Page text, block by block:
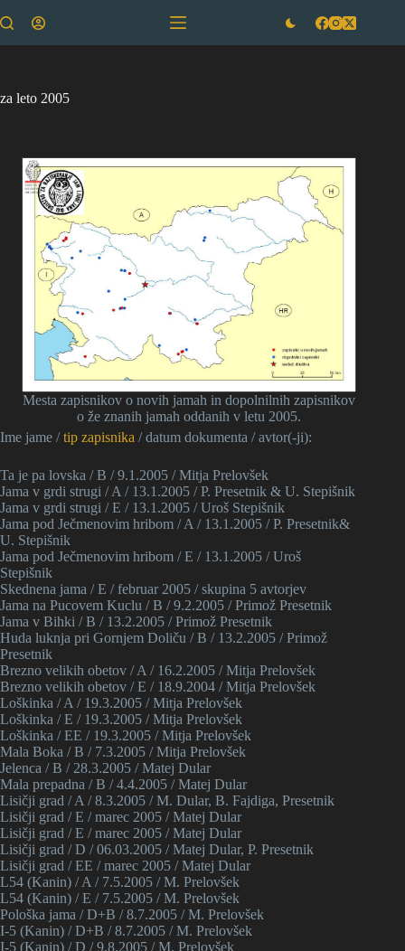
to
za leto 2005
Mesta zapisnikov o novih jamah in dopolnilnih zapisnikov
o že znanih jamah oddanih v letu 2005.
Ime jame /tip zapisnika / datum dokumenta / avtor(-ji):
Ta je pa lovska / B / 9.1.2005 / Mitja Prelovšek
Jama v grdi strugi / A / 13.1.2005 / P. Presetnik & U. Stepišnik
Jama v grdi strugi / E / 13.1.2005 / Uroš Stepišnik
Jama pod Ječmenovim hribom / A / 13.1.2005 / P. Presetnik&
U. Stepišnik
Jama pod Ječmenovim hribom / E / 13.1.2005 / Uroš
Stepišnik
Skednena jama / E / februar 2005 / skupina 5 avtorjev
Jama na Pucovem Kuclu / B / 9.2.2005 / Primož Presetnik
Jama v Bihki / B / 13.2.2005 / Primož Presetnik
Huda luknja pri Gornjem Doliču / B / 13.2.2005 / Primož
Presetnik
Brezno velikih obetov / A / 16.2.2005 / Mitja Prelovšek
Brezno velikih obetov / E / 18.9.2004 / Mitja Prelovšek
Loškinka / A / 19.3.2005 / Mitja Prelovšek
Loškinka / E / 19.3.2005 / Mitja Prelovšek
Loškinka / EE / 19.3.2005 / Mitja Prelovšek
Mala Boka / B / 7.3.2005 / Mitja Prelovšek
Jelenca / B / 28.3.2005 / Matej Dular
Mala prepadna / B / 4.4.2005 / Matej Dular
Lisičji grad / A / 8.3.2005 / M. Dular, B. Fajdiga, Presetnik
Lisičji grad / E / marec 2005 / Matej Dular
Lisičji grad / E / marec 2005 / Matej Dular
Lisičji grad / D / 06.03.2005 / Matej Dular, P. Presetnik
Lisičji grad / EE / marec 2005 / Matej Dular
L54 (Kanin) / A / 7.5.2005 / M. Prelovšek
L54 (Kanin) / E / 7.5.2005 / M. Prelovšek
Pološka jama / D+B / 8.7.2005 / M. Prelovšek
I-5 (Kanin) / D+B / 8.7.2005 / M. Prelovšek
I-5 (Kanin) / D / 9.8.2005 / M. Prelovšek